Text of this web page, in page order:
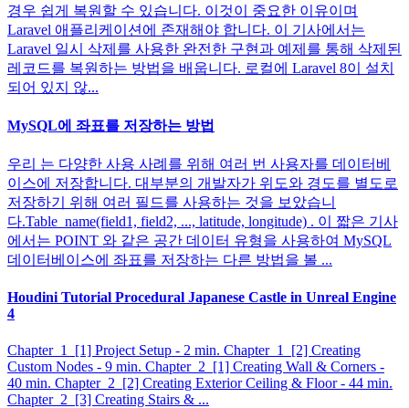
경우 쉽게 복원할 수 있습니다. 이것이 중요한 이유이며
Laravel 애플리케이션에 존재해야 합니다. 이 기사에서는
Laravel 일시 삭제를 사용한 완전한 구현과 예제를 통해 삭제된
레코드를 복원하는 방법을 배웁니다. 로컬에 Laravel 8이 설치
되어 있지 않...
MySQL에 좌표를 저장하는 방법
우리 는 다양한 사용 사례를 위해 여러 번 사용자를 데이터베
이스에 저장합니다. 대부분의 개발자가 위도와 경도를 별도로
저장하기 위해 여러 필드를 사용하는 것을 보았습니
다.Table_name(field1, field2, ..., latitude, longitude) . 이 짧은 기사
에서는 POINT 와 같은 공간 데이터 유형을 사용하여 MySQL
데이터베이스에 좌표를 저장하는 다른 방법을 볼 ...
Houdini Tutorial Procedural Japanese Castle in Unreal Engine
4
Chapter_1_[1] Project Setup - 2 min. Chapter_1_[2] Creating
Custom Nodes - 9 min. Chapter_2_[1] Creating Wall & Corners -
40 min. Chapter_2_[2] Creating Exterior Ceiling & Floor - 44 min.
Chapter_2_[3] Creating Stairs & ...